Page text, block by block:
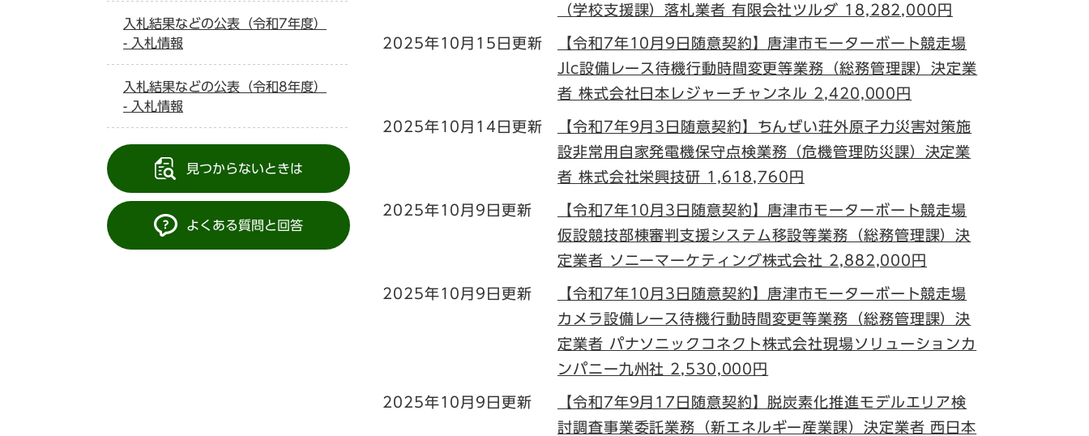
（学校支援課）落札業者 有限会社ツルダ 18,282,000円
2025年10月15日更新
【令和7年10月9日随意契約】唐津市モーターボート競走場
Jlc設備レース待機行動時間変更等業務（総務管理課）決定業
者 株式会社日本レジャーチャンネル 2,420,000円
2025年10月14日更新
【令和7年9月3日随意契約】ちんぜい荘外原子力災害対策施
設非常用自家発電機保守点検業務（危機管理防災課）決定業
者 株式会社栄興技研 1,618,760円
2025年10月9日更新
【令和7年10月3日随意契約】唐津市モーターボート競走場
仮設競技部棟審判支援システム移設等業務（総務管理課）決
定業者 ソニーマーケティング株式会社 2,882,000円
2025年10月9日更新
【令和7年10月3日随意契約】唐津市モーターボート競走場
カメラ設備レース待機行動時間変更等業務（総務管理課）決
定業者 パナソニックコネクト株式会社現場ソリューションカ
ンパニー九州社 2,530,000円
2025年10月9日更新
【令和7年9月17日随意契約】脱炭素化推進モデルエリア検
討調査事業委託業務（新エネルギー産業課）決定業者 西日本
入札結果などの公表（令和7年度）
- 入札情報
入札結果などの公表（令和8年度）
- 入札情報
見つからないときは
よくある質問と回答